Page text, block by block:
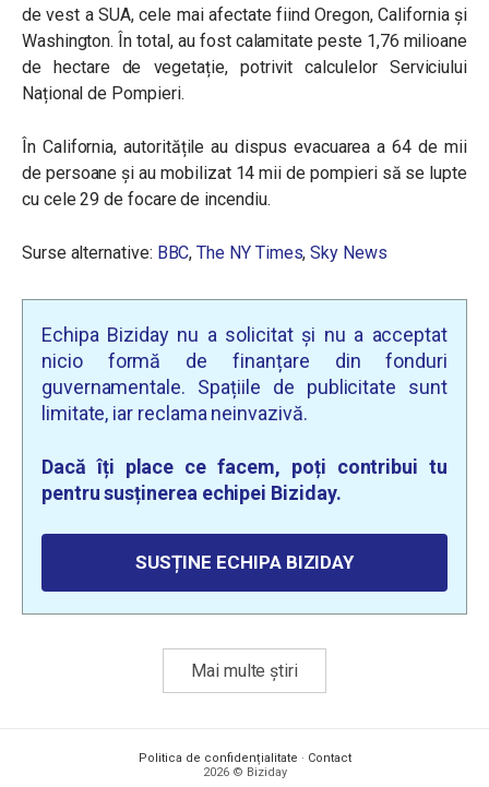
de vest a SUA, cele mai afectate fiind Oregon, California și
Washington. În total, au fost calamitate peste 1,76 milioane
de hectare de vegetație, potrivit calculelor Serviciului
Național de Pompieri.
În California, autoritățile au dispus evacuarea a 64 de mii
de persoane și au mobilizat 14 mii de pompieri să se lupte
cu cele 29 de focare de incendiu.
Surse alternative: BBC,The NY Times,Sky News
Echipa Biziday nu a solicitat și nu a acceptat
nicio formă de finanțare din fonduri
guvernamentale. Spațiile de publicitate sunt
limitate, iar reclama neinvazivă.
Dacă îți place ce facem, poți contribui tu
pentru susținerea echipei Biziday.
SUSȚINE ECHIPA BIZIDAY
Mai multe știri
Politica de confidențialitate · Contact
2026 © Biziday